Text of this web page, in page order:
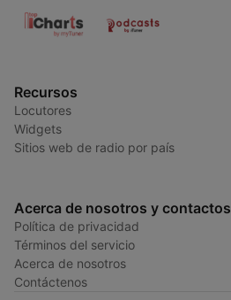
Recursos
Locutores
Widgets
Sitios web de radio por país
Acerca de nosotros y contactos
Política de privacidad
Términos del servicio
Acerca de nosotros
Contáctenos